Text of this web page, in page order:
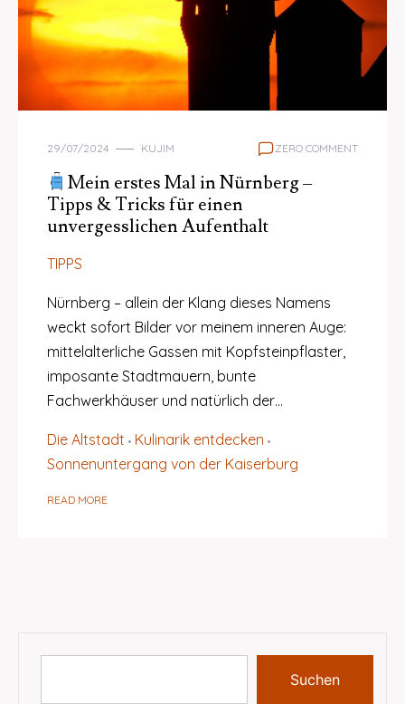
29/07/2024 KUJIM ZERO COMMENT
Mein erstes Mal in Nürnberg –
Tipps & Tricks für einen
unvergesslichen Aufenthalt
TIPPS
Nürnberg – allein der Klang dieses Namens
weckt sofort Bilder vor meinem inneren Auge:
mittelalterliche Gassen mit Kopfsteinpflaster,
imposante Stadtmauern, bunte
Fachwerkhäuser und natürlich der…
Die Altstadt
Kulinarik entdecken
Sonnenuntergang von der Kaiserburg
READ MORE
Suchen